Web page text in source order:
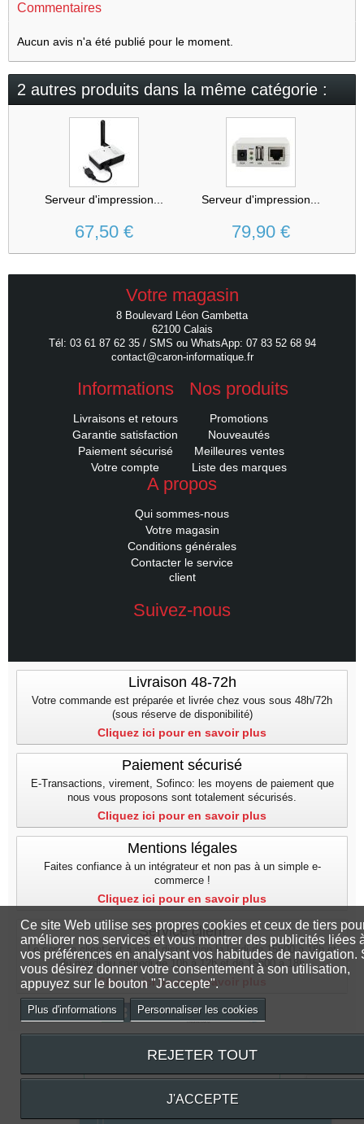
Service client
Commentaires
Aucun avis n'a été publié pour le moment.
2 autres produits dans la même catégorie :
Serveur d'impression...
67,50 €
Serveur d'impression...
79,90 €
Votre magasin
8 Boulevard Léon Gambetta
62100 Calais
Tél: 03 61 87 62 35 / SMS ou WhatsApp: 07 83 52 68 94
contact@caron-informatique.fr
Informations
Livraisons et retours
Garantie satisfaction
Paiement sécurisé
Votre compte
Nos produits
Promotions
Nouveautés
Meilleures ventes
Liste des marques
A propos
Qui sommes-nous
Votre magasin
Conditions générales
Contacter le service
client
Suivez-nous
Livraison 48-72h
Votre commande est préparée et livrée chez vous sous 48h/72h
(sous réserve de disponibilité)
Cliquez ici pour en savoir plus
Paiement sécurisé
E-Transactions, virement, Sofinco: les moyens de paiement que
nous vous proposons sont totalement sécurisés.
Cliquez ici pour en savoir plus
Mentions légales
Faites confiance à un intégrateur et non pas à un simple e-
commerce !
Cliquez ici pour en savoir plus
Service client
Le service client est à votre disposition le lundi de 15h00 à 18h et
du mardi au samedi de 10h à 12h et de 15h00 a 18h
Cliquez ici pour en savoir plus
Ce site Web utilise ses propres cookies et ceux de tiers
améliorer nos services et vous montrer des publicités liées
vos préférences en analysant vos habitudes de navigation.
vous désirez donner votre consentement à son utilisation,
appuyez sur le bouton "J'accepte".
Plus d'informations Personnaliser les cookies
REJETER TOUT
J'ACCEPTE
© Design byPC&SG